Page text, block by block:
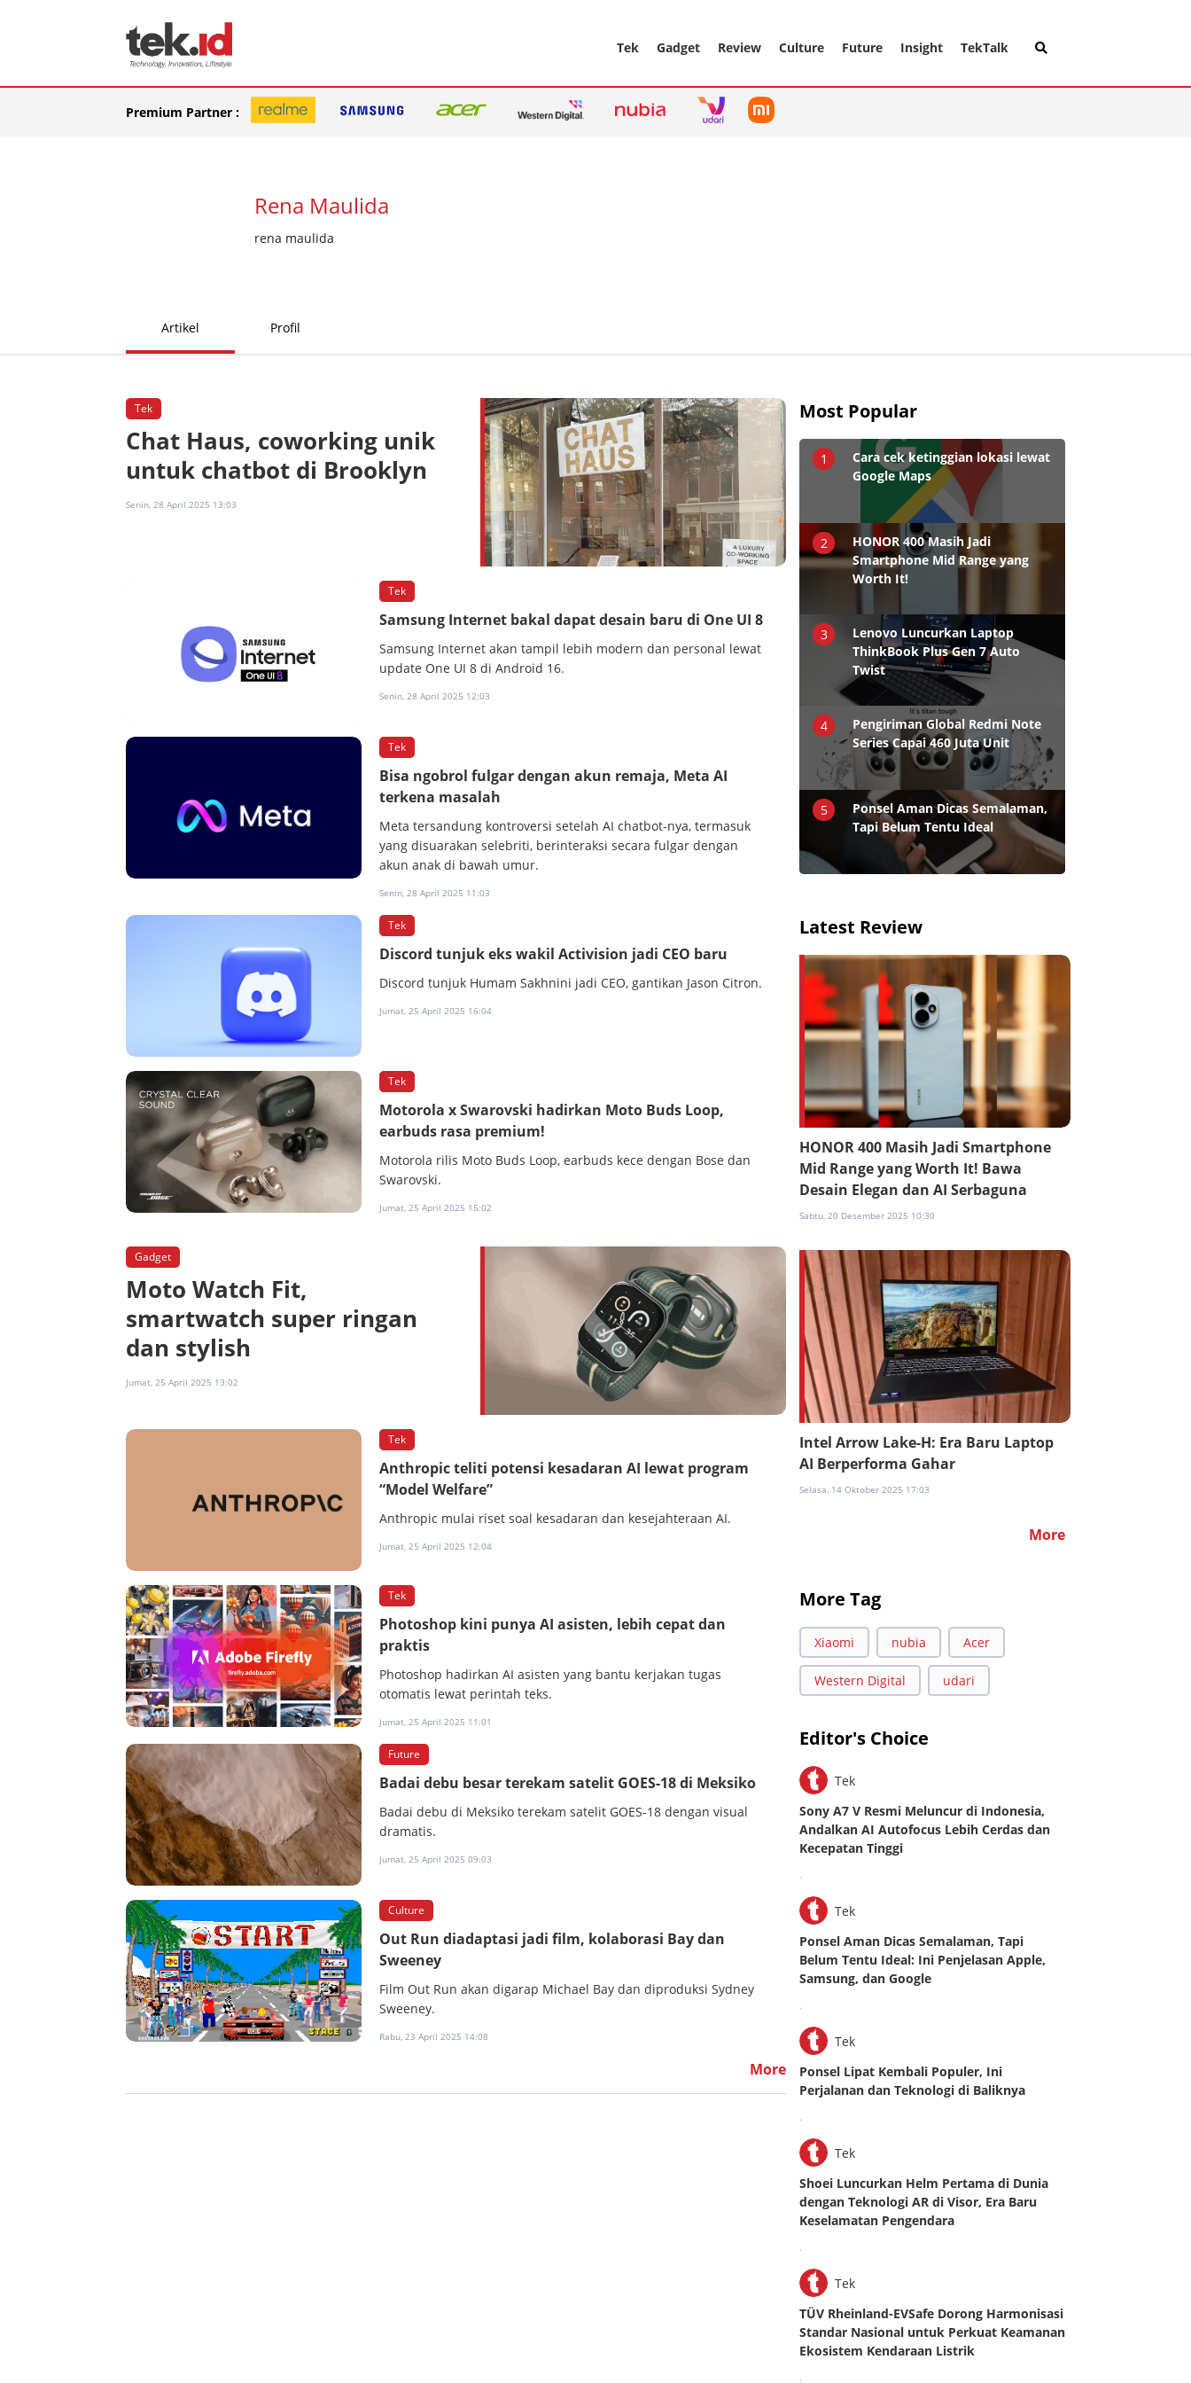
Tek Gadget Review Culture Future Insight TekTalk
Premium Partner :
Rena Maulida
rena maulida
Artikel Profil
Tek
Chat Haus, coworking unik
untuk chatbot di Brooklyn
Senin, 28 April 2025 13:03
Tek
Samsung Internet bakal dapat desain baru di One UI 8
Samsung Internet akan tampil lebih modern dan personal lewat
update One UI 8 di Android 16.
Senin, 28 April 2025 12:03
Tek
Bisa ngobrol fulgar dengan akun remaja, Meta AI
terkena masalah
Meta tersandung kontroversi setelah AI chatbot-nya, termasuk
yang disuarakan selebriti, berinteraksi secara fulgar dengan
akun anak di bawah umur.
Senin, 28 April 2025 11:03
Tek
Discord tunjuk eks wakil Activision jadi CEO baru
Discord tunjuk Humam Sakhnini jadi CEO, gantikan Jason Citron.
Jumat, 25 April 2025 16:04
Tek
Motorola x Swarovski hadirkan Moto Buds Loop,
earbuds rasa premium!
Motorola rilis Moto Buds Loop, earbuds kece dengan Bose dan
Swarovski.
Jumat, 25 April 2025 15:02
Gadget
Moto Watch Fit,
smartwatch super ringan
dan stylish
Jumat, 25 April 2025 13:02
Tek
Anthropic teliti potensi kesadaran AI lewat program
“Model Welfare”
Anthropic mulai riset soal kesadaran dan kesejahteraan AI.
Jumat, 25 April 2025 12:04
Tek
Photoshop kini punya AI asisten, lebih cepat dan
praktis
Photoshop hadirkan AI asisten yang bantu kerjakan tugas
otomatis lewat perintah teks.
Jumat, 25 April 2025 11:01
Future
Badai debu besar terekam satelit GOES-18 di Meksiko
Badai debu di Meksiko terekam satelit GOES-18 dengan visual
dramatis.
Jumat, 25 April 2025 09:03
Culture
Out Run diadaptasi jadi film, kolaborasi Bay dan
Sweeney
Film Out Run akan digarap Michael Bay dan diproduksi Sydney
Sweeney.
Rabu, 23 April 2025 14:08
More
Most Popular
1
Cara cek ketinggian lokasi lewat
Google Maps
2
HONOR 400 Masih Jadi
Smartphone Mid Range yang
Worth It!
3
Lenovo Luncurkan Laptop
ThinkBook Plus Gen 7 Auto
Twist
4
Pengiriman Global Redmi Note
Series Capai 460 Juta Unit
5
Ponsel Aman Dicas Semalaman,
Tapi Belum Tentu Ideal
Latest Review
HONOR 400 Masih Jadi Smartphone
Mid Range yang Worth It! Bawa
Desain Elegan dan AI Serbaguna
Sabtu, 20 Desember 2025 10:30
Intel Arrow Lake-H: Era Baru Laptop
AI Berperforma Gahar
Selasa, 14 Oktober 2025 17:03
More
More Tag
Xiaomi nubia Acer
Western Digital udari
Editor's Choice
Tek
Sony A7 V Resmi Meluncur di Indonesia,
Andalkan AI Autofocus Lebih Cerdas dan
Kecepatan Tinggi
.
Tek
Ponsel Aman Dicas Semalaman, Tapi
Belum Tentu Ideal: Ini Penjelasan Apple,
Samsung, dan Google
.
Tek
Ponsel Lipat Kembali Populer, Ini
Perjalanan dan Teknologi di Baliknya
.
Tek
Shoei Luncurkan Helm Pertama di Dunia
dengan Teknologi AR di Visor, Era Baru
Keselamatan Pengendara
.
Tek
TÜV Rheinland-EVSafe Dorong Harmonisasi
Standar Nasional untuk Perkuat Keamanan
Ekosistem Kendaraan Listrik
.